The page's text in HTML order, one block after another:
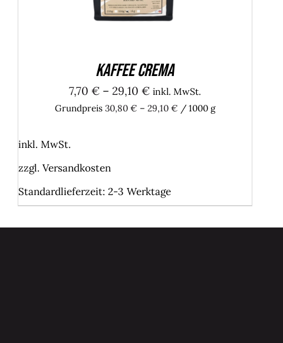
Kaffee Crema
7,70 €– 29,10 € inkl. MwSt.
Grundpreis 30,80 € – 29,10 € / 1000 g
inkl. MwSt.
zzgl. Versandkosten
Standardlieferzeit: 2-3 Werktage